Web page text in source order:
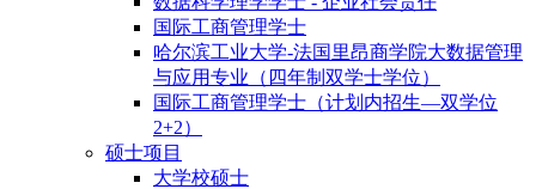
国际工商管理学士
哈尔滨工业大学-法国里昂商学院大数据管理
与应用专业（四年制双学士学位）
国际工商管理学士（计划内招生—双学位
2+2）
硕士项目
大学校硕士